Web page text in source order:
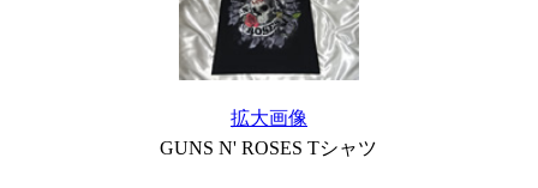
拡大画像
GUNS N' ROSES Tシャツ